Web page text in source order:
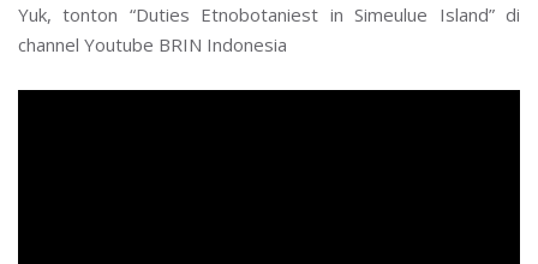
Yuk, tonton “Duties Etnobotaniest in Simeulue Island” di
channel Youtube BRIN Indonesia